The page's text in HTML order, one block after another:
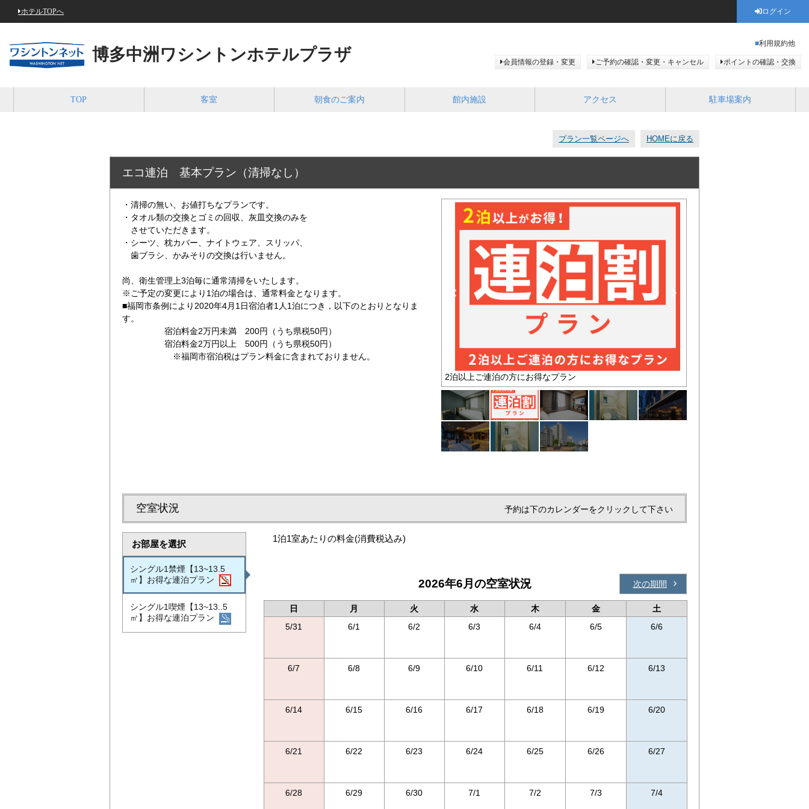
ホテルTOPへ ログイン
博多中洲ワシントンホテルプラザ
利用規約他
会員情報の登録・変更 ご予約の確認・変更・キャンセル ポイントの確認・交換
TOP 客室 朝食のご案内 館内施設 アクセス 駐車場案内
プラン一覧ページへ HOMEに戻る
エコ連泊 基本プラン（清掃なし）
・清掃の無い、お値打ちなプランです。
・タオル類の交換とゴミの回収、灰皿交換のみを
させていただきます。
・シーツ、枕カバー、ナイトウェア、スリッパ、
歯ブラシ、かみそりの交換は行いません。
尚、衛生管理上3泊毎に通常清掃をいたします。
※ご予定の変更により1泊の場合は、通常料金となります。
■福岡市条例により2020年4月1日宿泊者1人1泊につき，以下のとおりとなりま
す。
宿泊料金2万円未満 200円（うち県税50円）
宿泊料金2万円以上 500円（うち県税50円）
※福岡市宿泊税はプラン料金に含まれておりません。
2泊以上ご連泊の方にお得なプラン
空室状況 予約は下のカレンダーをクリックして下さい
お部屋を選択
シングル1禁煙【13~13.5
㎡】お得な連泊プラン
シングル1喫煙【13~13..5
㎡】お得な連泊プラン
1泊1室あたりの料金(消費税込み)
2026年6月の空室状況 次の期間
日 月 火 水 木 金
土
5/31
6/1 6/2 6/3 6/4 6/5 6/6
6/7 6/8 6/9 6/10 6/11 6/12 6/13
6/14 6/15 6/16 6/17 6/18 6/19 6/20
6/21 6/22 6/23 6/24 6/25 6/26 6/27
6/28 6/29 6/30 7/1 7/2 7/3 7/4